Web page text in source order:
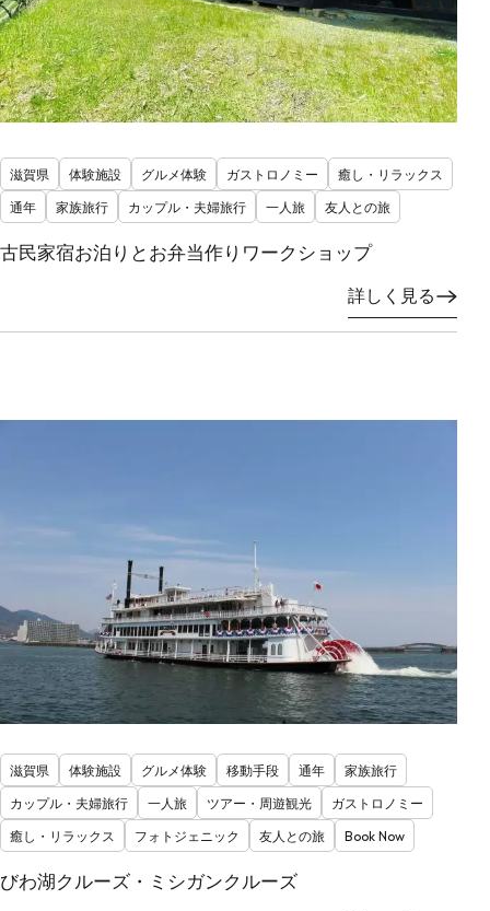
滋賀県 体験施設 グルメ体験 ガストロノミー
癒し・リラックス
通年
家族旅行 カップル・夫婦旅行 一人旅 友人との旅
古民家宿お泊りとお弁当作りワークショップ
詳しく見る
滋賀県 体験施設 グルメ体験 移動手段 通年
家族旅行
カップル・夫婦旅行
一人旅 ツアー・周遊観光
ガストロノミー
癒し・リラックス
フォトジェニック 友人との旅 Book Now
びわ湖クルーズ・ミシガンクルーズ